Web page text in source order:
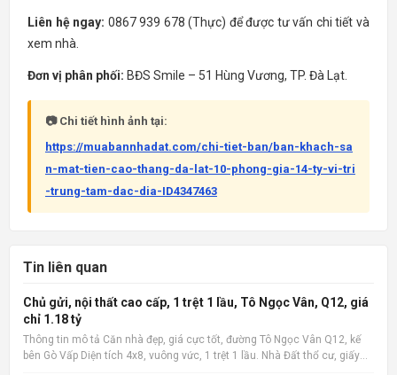
Liên hệ ngay: 0867 939 678 (Thực) để được tư vấn chi tiết và
xem nhà.
Đơn vị phân phối: BĐS Smile – 51 Hùng Vương, TP. Đà Lạt.
📷 Chi tiết hình ảnh tại:
https://muabannhadat.com/chi-tiet-ban/ban-khach-sa
n-mat-tien-cao-thang-da-lat-10-phong-gia-14-ty-vi-tri
-trung-tam-dac-dia-ID4347463
Tin liên quan
Chủ gửi, nội thất cao cấp, 1 trệt 1 lầu, Tô Ngọc Vân, Q12, giá
chỉ 1.18 tỷ
Thông tin mô tả Căn nhà đẹp, giá cực tốt, đường Tô Ngọc Vân Q12, kế
bên Gò Vấp Diện tích 4x8, vuông vức, 1 trệt 1 lầu. Nhà Đất thổ cư, giấy